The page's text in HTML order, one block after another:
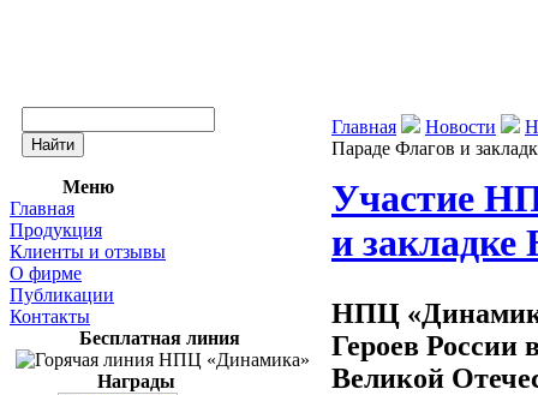
Меню
Главная
Продукция
Клиенты и отзывы
О фирме
Публикации
Контакты
Бесплатная линия
Награды
Главная Новости
Параде Флагов и
Участие
и закладке
НПЦ
Героев России
Великой